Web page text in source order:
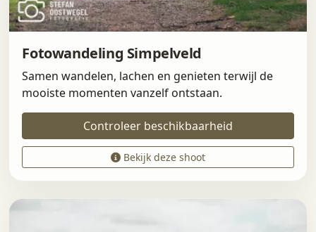
Fotowandeling Simpelveld
Samen wandelen, lachen en genieten terwijl de
mooiste momenten vanzelf ontstaan.
Controleer beschikbaarheid
Bekijk deze shoot